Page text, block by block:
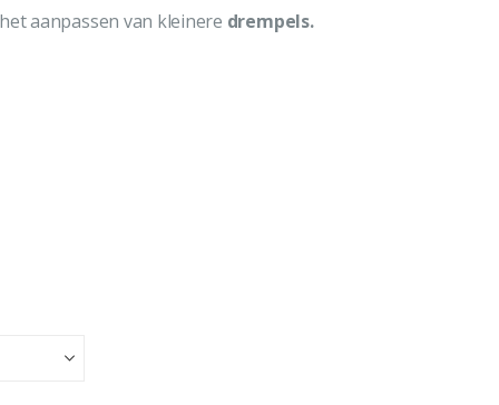
aanpassen van kleinere drempels.